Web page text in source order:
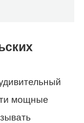
мощные